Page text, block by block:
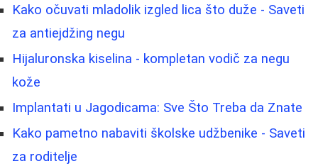
Kako očuvati mladolik izgled lica što duže - Saveti
za antiejdžing negu
Hijaluronska kiselina - kompletan vodič za negu
kože
Implantati u Jagodicama: Sve Što Treba da Znate
Kako pametno nabaviti školske udžbenike - Saveti
za roditelje